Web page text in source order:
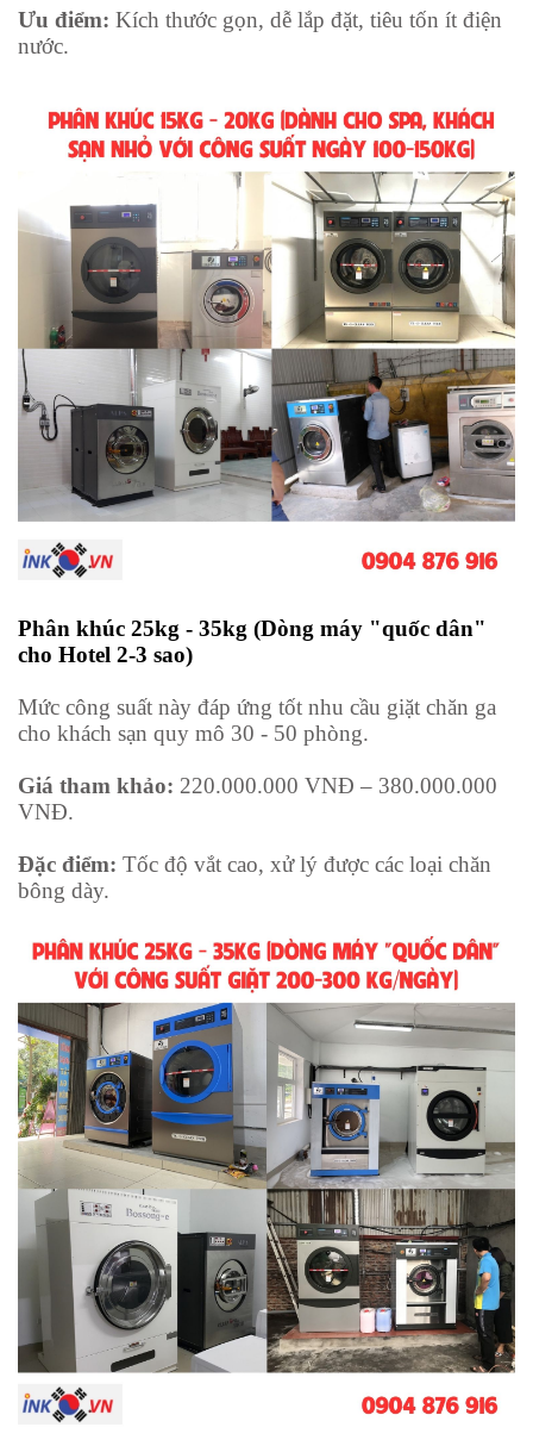
Ưu điểm: Kích thước gọn, dễ lắp đặt, tiêu tốn ít điện
nước.
Phân khúc 25kg - 35kg (Dòng máy "quốc dân"
cho Hotel 2-3 sao)
Mức công suất này đáp ứng tốt nhu cầu giặt chăn ga
cho khách sạn quy mô 30 - 50 phòng.
Giá tham khảo: 220.000.000 VNĐ – 380.000.000
VNĐ.
Đặc điểm: Tốc độ vắt cao, xử lý được các loại chăn
bông dày.